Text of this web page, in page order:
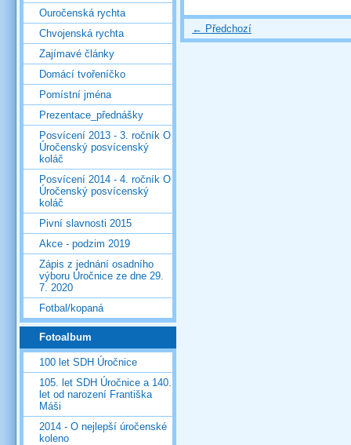
← Předchozí
Ouročenská rychta
Chvojenská rychta
Zajímavé články
Domácí tvořeníčko
Pomístní jména
Prezentace_přednášky
Posvícení 2013 - 3. ročník O
Úročenský posvícenský
koláč
Posvícení 2014 - 4. ročník O
Úročenský posvícenský
koláč
Pivní slavnosti 2015
Akce - podzim 2019
Zápis z jednání osadního
výboru Úročnice ze dne 29.
7. 2020
Fotbal/kopaná
Fotoalbum
100 let SDH Úročnice
105. let SDH Úročnice a 140.
let od narození Františka
Máši
2014 - O nejlepší úročenské
koleno